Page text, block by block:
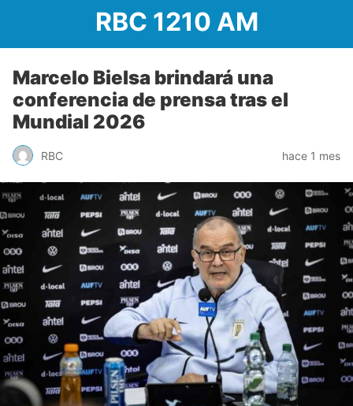
RBC 1210 AM
Marcelo Bielsa brindará una
conferencia de prensa tras el
Mundial 2026
RBC hace 1 mes